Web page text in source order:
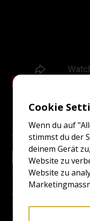
Screenings
24.4.24 20:30
Genre:
Ballistic Ballerina
Cookie
Wenn du auf
stimmst du der
deinem Gerät
Website zu
Website zu